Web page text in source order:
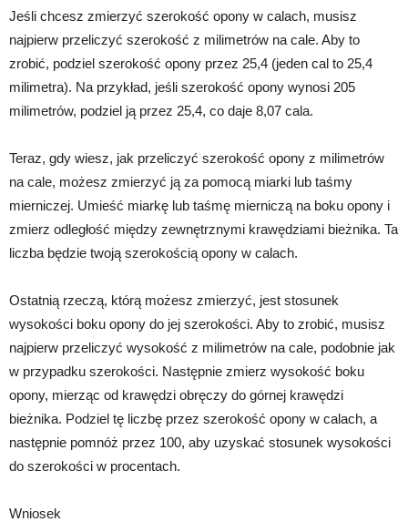
Jeśli chcesz zmierzyć szerokość opony w calach, musisz
najpierw przeliczyć szerokość z milimetrów na cale. Aby to
zrobić, podziel szerokość opony przez 25,4 (jeden cal to 25,4
milimetra). Na przykład, jeśli szerokość opony wynosi 205
milimetrów, podziel ją przez 25,4, co daje 8,07 cala.
Teraz, gdy wiesz, jak przeliczyć szerokość opony z milimetrów
na cale, możesz zmierzyć ją za pomocą miarki lub taśmy
mierniczej. Umieść miarkę lub taśmę mierniczą na boku opony i
zmierz odległość między zewnętrznymi krawędziami bieżnika. Ta
liczba będzie twoją szerokością opony w calach.
Ostatnią rzeczą, którą możesz zmierzyć, jest stosunek
wysokości boku opony do jej szerokości. Aby to zrobić, musisz
najpierw przeliczyć wysokość z milimetrów na cale, podobnie jak
w przypadku szerokości. Następnie zmierz wysokość boku
opony, mierząc od krawędzi obręczy do górnej krawędzi
bieżnika. Podziel tę liczbę przez szerokość opony w calach, a
następnie pomnóż przez 100, aby uzyskać stosunek wysokości
do szerokości w procentach.
Wniosek